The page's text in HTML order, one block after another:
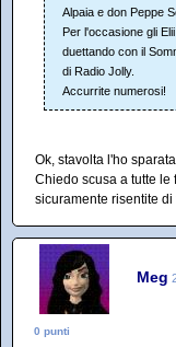
Alpaia e don Peppe
Per l'occasione gli
duettando con il
di Radio Jolly.
Accurrite numerosi!
Ok, stavolta l'ho
Chiedo scusa a tutte
sicuramente risentite
Meg
0 punti